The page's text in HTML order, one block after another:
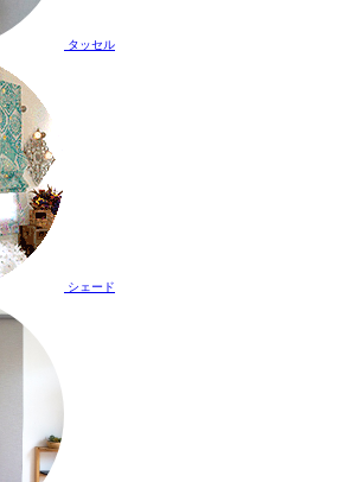
タッセル
シェード